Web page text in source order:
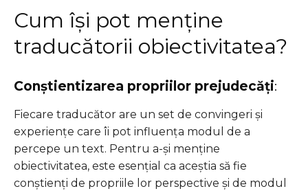
Cum își pot menține
traducătorii obiectivitatea?
Conștientizarea propriilor prejudecăți:
Fiecare traducător are un set de convingeri și
experiențe care îi pot influența modul de a
percepe un text. Pentru a-și menține
obiectivitatea, este esențial ca aceștia să fie
conștienți de propriile lor perspective și de modul